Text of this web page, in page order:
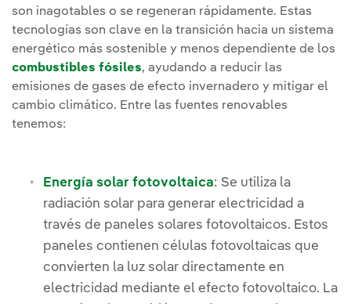
son inagotables o se regeneran rápidamente. Estas
tecnologías son clave en la transición hacia un sistema
energético más sostenible y menos dependiente de los
combustibles fósiles, ayudando a reducir las
emisiones de gases de efecto invernadero y mitigar el
cambio climático. Entre las fuentes renovables
tenemos:
Energía solar fotovoltaica: Se utiliza la
radiación solar para generar electricidad a
través de paneles solares fotovoltaicos. Estos
paneles contienen células fotovoltaicas que
convierten la luz solar directamente en
electricidad mediante el efecto fotovoltaico. La